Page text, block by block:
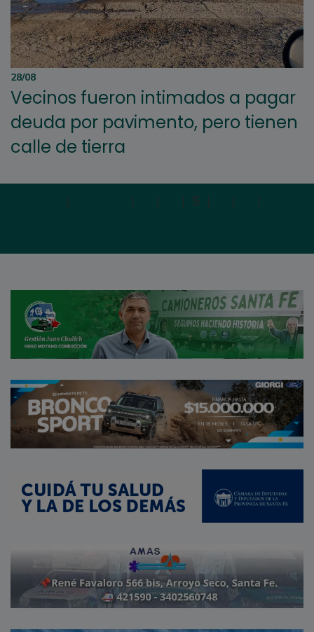
28/08
Vecinos fueron intimados a pagar
deuda por pavimento, pero tienen
calle de tierra
| | | | 5 | | |